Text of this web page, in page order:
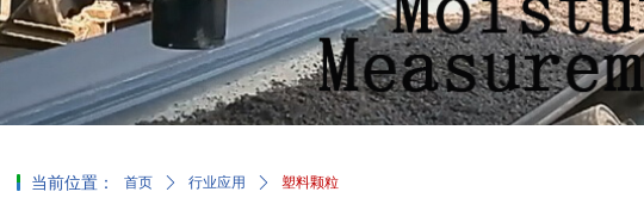
当前位置： 首页 ꄲ 行业应用 ꄲ 塑料颗粒